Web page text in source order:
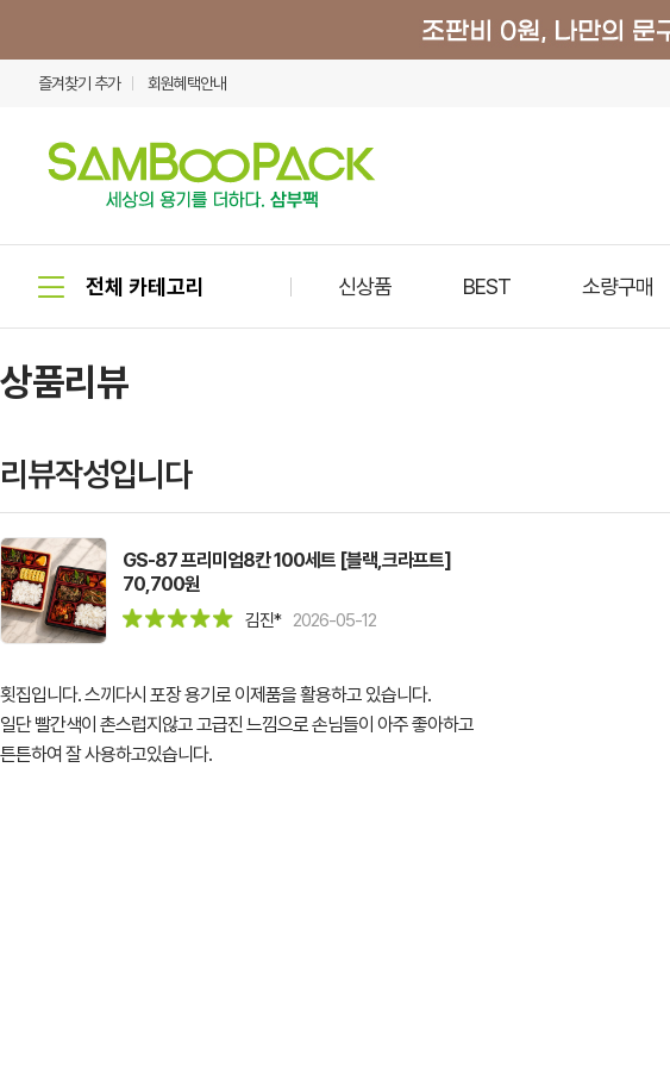
즐겨찾기 추가 회원혜택안내
신상품 BEST 소량구매
상품리뷰
리뷰작성입니다
GS-87 프리미엄8칸 100세트 [블랙,크라프트]
70,700원
김진* 2026-05-12
횟집입니다. 스끼다시 포장 용기로 이제품을 활용하고 있습니다.
일단 빨간색이 촌스럽지않고 고급진 느낌으로 손님들이 아주 좋아하고
튼튼하여 잘 사용하고있습니다.